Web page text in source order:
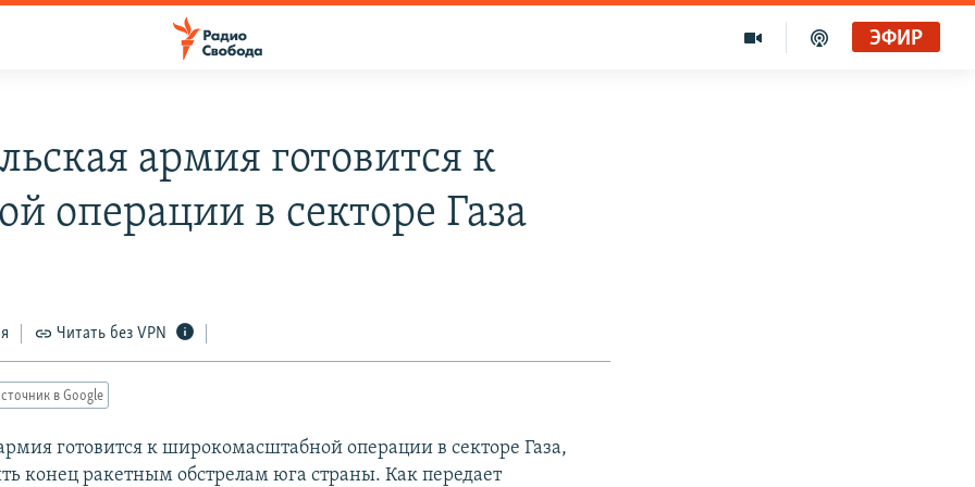
ЭФИР
армия готовится к
операции в секторе Газа
Читать без VPN
в Google
готовится к широкомасштабной операции в секторе Газа,
конец ракетным обстрелам юга страны. Как передает